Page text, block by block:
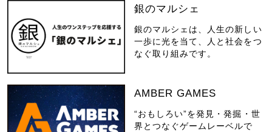
銀のマルシェ
銀のマルシェは、人生の新しい
一歩に光を当て、人と社会をつ
なぐ取り組みです。
AMBER GAMES
“おもしろい”を発見・発掘・世
界とつなぐゲームレーベルで